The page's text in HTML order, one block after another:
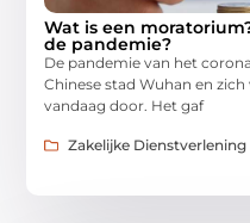
Wat is een
de pandemie?
De pandemie van het
Chinese stad Wuhan en
vandaag door. Het gaf
Zakelijke Dienstverlening